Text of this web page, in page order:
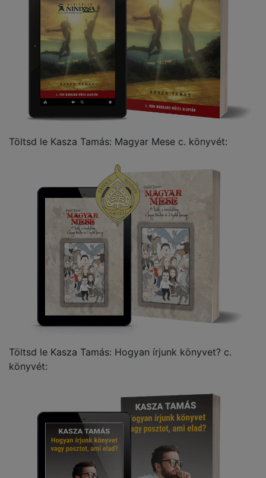
Töltsd le Kasza Tamás: Magyar Mese c. könyvét:
Töltsd le Kasza Tamás: Hogyan írjunk könyvet? c.
könyvét: